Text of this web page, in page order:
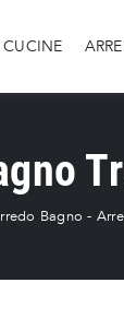
CUCINE
Bagno -